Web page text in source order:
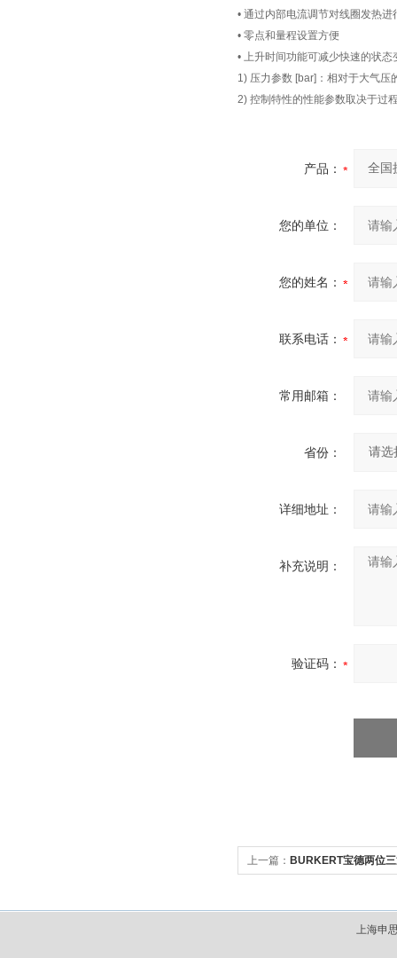
• 通过内部电流调节对线圈发热进
• 零点和量程设置方便
• 上升时间功能可减少快速的状态
1) 压力参数 [bar]：相对于大气压
2) 控制特性的性能参数取决于过
产品：
您的单位：
您的姓名：
联系电话：
常用邮箱：
省份：
详细地址：
补充说明：
验证码：
上一篇： BURKERT宝德两位
上海申